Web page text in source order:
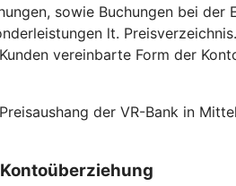
sowie Buchungen bei
lt. Preisverzeichnis.
vereinbarte Form der
der VR-Bank in